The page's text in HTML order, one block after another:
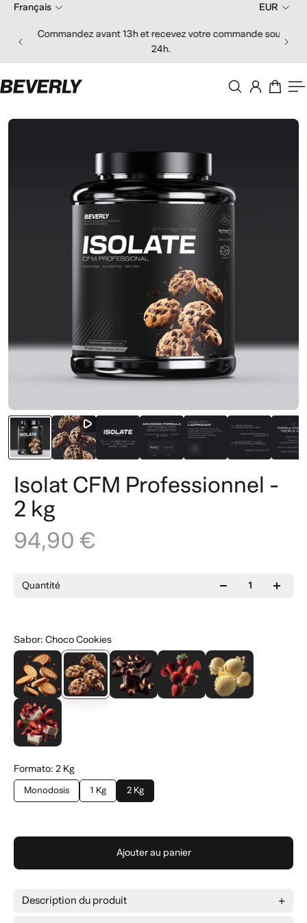
Commandez avant 13h et recevez votre commande sous
24h.
Français EUR
Isolat CFM Professionnel -
2 kg
94,90 €
Quantité
Sabor:Choco Cookies
Formato:2 Kg
Monodosis 1 Kg 2 Kg
Ajouter au panier
Description du produit